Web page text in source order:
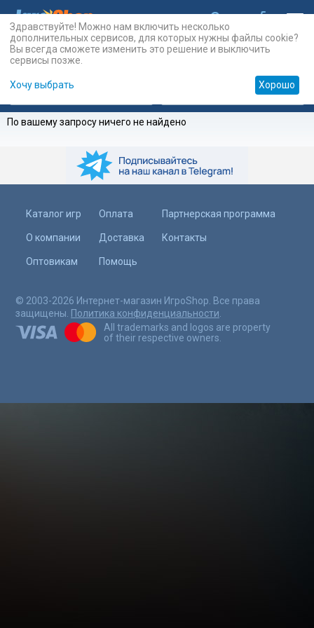
Карты Prepaid
По вашему запросу ничего не найдено
Каталог игр
О компании
Оптовикам
Оплата
Доставка
Помощь
Партнерская программа
Контакты
© 2003-2026 Интернет-магазин ИгроShop. Все права
защищены. Политика конфиденциальности
All trademarks and logos are property
of their respective owners.
Здравствуйте! Можно нам включить несколько
дополнительных сервисов, для которых нужны файлы cookie?
Вы всегда сможете изменить это решение и выключить
сервисы позже.
Хочу выбрать Хорошо